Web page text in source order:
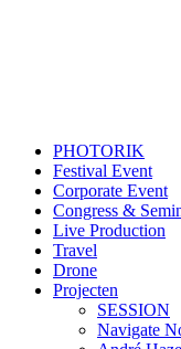
PHOTORIK
Festival Event
Corporate Event
Congress &
Live Production
Travel
Drone
Projecten
SESSION
Navigate